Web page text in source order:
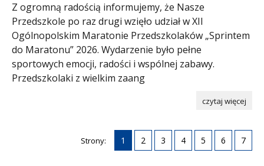
Z ogromną radością informujemy, że Nasze
Przedszkole po raz drugi wzięło udział w XII
Ogólnopolskim Maratonie Przedszkolaków „Sprintem
do Maratonu” 2026. Wydarzenie było pełne
sportowych emocji, radości i wspólnej zabawy.
Przedszkolaki z wielkim zaang
czytaj więcej
Strony: 1 2 3 4 5 6 7